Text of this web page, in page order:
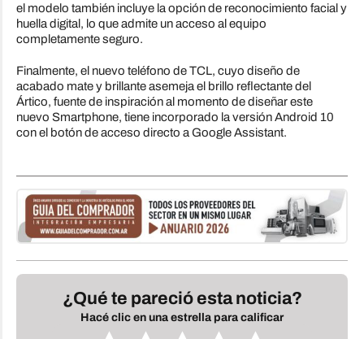
el modelo también incluye la opción de reconocimiento facial y
huella digital, lo que admite un acceso al equipo
completamente seguro.
Finalmente, el nuevo teléfono de TCL, cuyo diseño de
acabado mate y brillante asemeja el brillo reflectante del
Ártico, fuente de inspiración al momento de diseñar este
nuevo Smartphone, tiene incorporado la versión Android 10
con el botón de acceso directo a Google Assistant.
¿Qué te pareció esta noticia?
Hacé clic en una estrella para calificar